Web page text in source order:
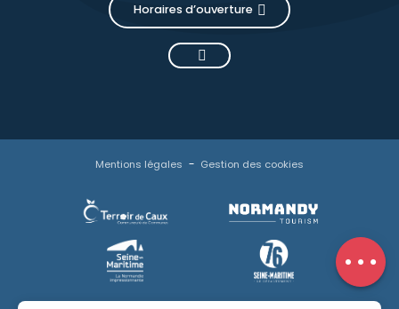
Avis
Horaires d’ouverture
Mentions légales Gestion des cookies